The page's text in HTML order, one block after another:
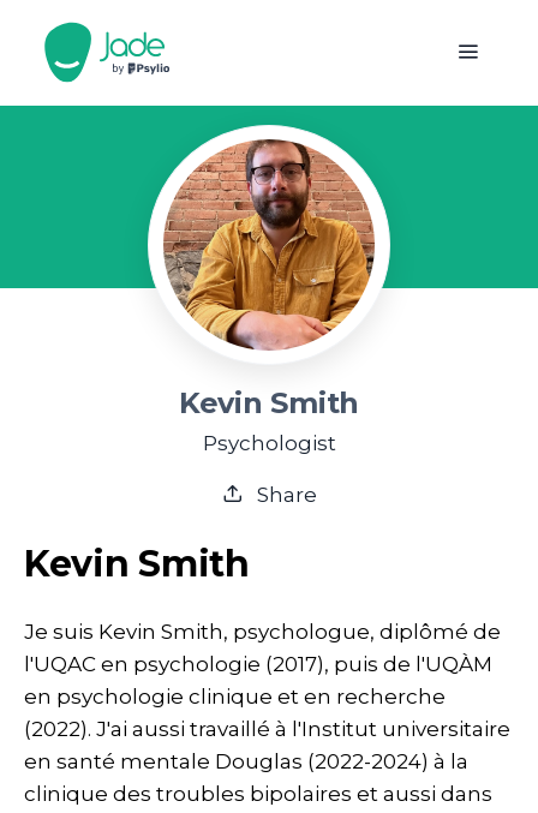
Kevin Smith
Psychologist
Share
Kevin Smith
Je suis Kevin Smith, psychologue, diplômé de
l'UQAC en psychologie (2017), puis de l'UQÀM
en psychologie clinique et en recherche
(2022). J'ai aussi travaillé à l'Institut universitaire
en santé mentale Douglas (2022-2024) à la
clinique des troubles bipolaires et aussi dans